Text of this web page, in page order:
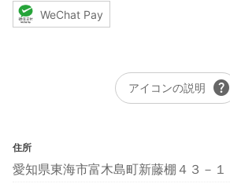
WeChat Pay
アイコンの説明 help
住所
愛知県東海市富木島町新藤棚４３－１